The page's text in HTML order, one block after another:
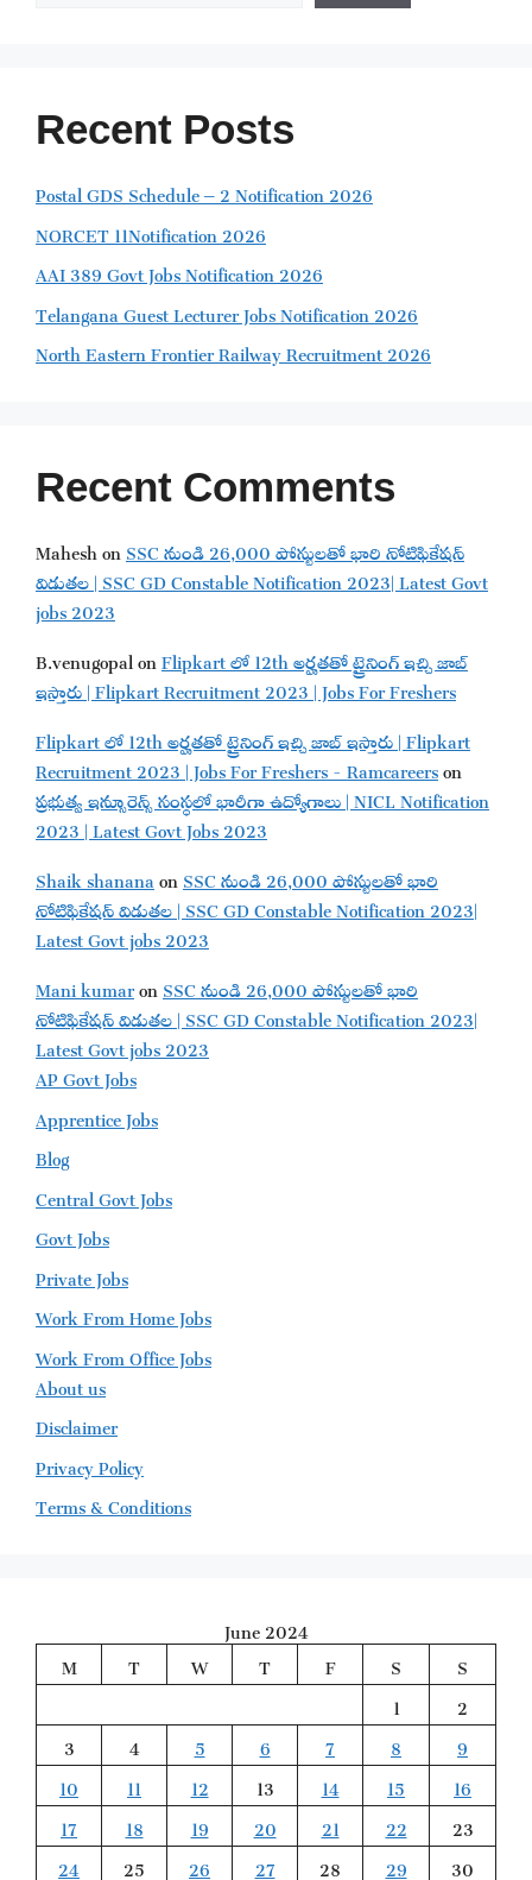
Recent Posts
Postal GDS Schedule – 2 Notification 2026
NORCET 11Notification 2026
AAI 389 Govt Jobs Notification 2026
Telangana Guest Lecturer Jobs Notification 2026
North Eastern Frontier Railway Recruitment 2026
Recent Comments
MaheshonSSC నుండి 26,000 పోస్టులతో భారి నోటిఫికేషన్
విడుతల | SSC GD Constable Notification 2023| Latest Govt
jobs 2023
B.venugopalonFlipkart లో 12th అర్హతతో ట్రైనింగ్ ఇచ్చి జాబ్
ఇస్తారు | Flipkart Recruitment 2023 | Jobs For Freshers
Flipkart లో 12th అర్హతతో ట్రైనింగ్ ఇచ్చి జాబ్ ఇస్తారు | Flipkart
Recruitment 2023 | Jobs For Freshers - Ramcareerson
ప్రభుత్వ ఇన్సూరెన్స్ సంస్థలో భారీగా ఉద్యోగాలు | NICL Notification
2023 | Latest Govt Jobs 2023
Shaik shananaonSSC నుండి 26,000 పోస్టులతో భారి
నోటిఫికేషన్ విడుతల | SSC GD Constable Notification 2023|
Latest Govt jobs 2023
Mani kumaronSSC నుండి 26,000 పోస్టులతో భారి
నోటిఫికేషన్ విడుతల | SSC GD Constable Notification 2023|
Latest Govt jobs 2023
AP Govt Jobs
Apprentice Jobs
Blog
Central Govt Jobs
Govt Jobs
Private Jobs
Work From Home Jobs
Work From Office Jobs
About us
Disclaimer
Privacy Policy
Terms & Conditions
June 2024
M
T W T F S
S
1
2
3
4 5 6 7 8
9
10
11 12 13 14 15
16
17
18 19 20 21 22
23
24
25 26 27 28 29 30